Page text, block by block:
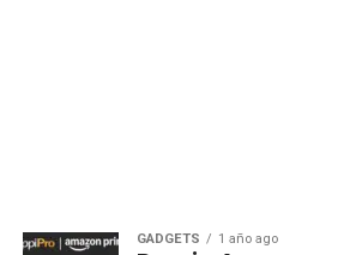
GADGETS 1 año ago